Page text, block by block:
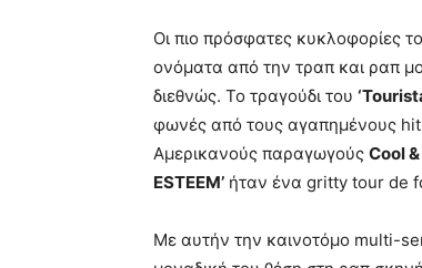
Οι πιο πρόσφατες κυκλοφορίες
ονόματα από την τραπ και ραπ
διεθνώς. Το τραγούδι του
φωνές από τους αγαπημένους
Αμερικανούς παραγωγούς Cool
ESTEEM’ ήταν ένα gritty tour de
Με αυτήν την καινοτόμο multi-